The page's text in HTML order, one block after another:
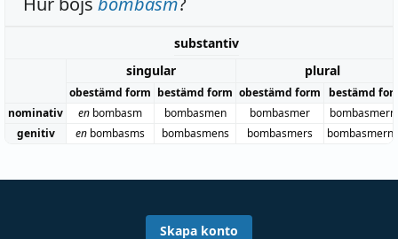
substantiv
singular
plural
obestämd form bestämd form obestämd form
bestämd
nominativ
en bombasm bombasmen bombasmer
genitiv
en bombasms bombasmens bombasmers
Skapa konto